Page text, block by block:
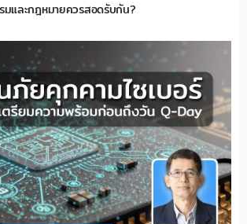
มและกฎหมายควรสอดรับกัน?